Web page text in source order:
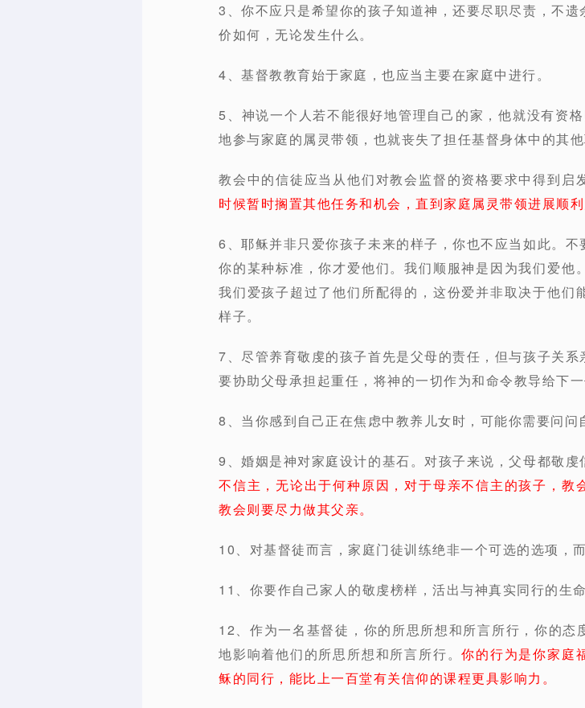
3、你不应只是希望你的孩子知道神，还要尽职尽责，不
价如何，无论发生什么。
4、基督教教育始于家庭，也应当主要在家庭中进行。
5、神说一个人若不能很好地管理自己的家，他就没有资
地参与家庭的属灵带领，也就丧失了担任基督身体中的其他
教会中的信徒应当从他们对教会监督的资格要求中得到启
时候暂时搁置其他任务和机会，直到家庭属灵带领进展顺利
6、耶稣并非只爱你孩子未来的样子，你也不应当如此。
你的某种标准，你才爱他们。我们顺服神是因为我们爱他
我们爱孩子超过了他们所配得的，这份爱并非取决于他们
样子。
7、尽管养育敬虔的孩子首先是父母的责任，但与孩子关
要协助父母承担起重任，将神的一切作为和命令教导给下一
8、当你感到自己正在焦虑中教养儿女时，可能你需要问问
9、婚姻是神对家庭设计的基石。对孩子来说，父母都敬虔
不信主，无论出于何种原因，对于母亲不信主的孩子，教
教会则要尽力做其父亲。
10、对基督徒而言，家庭门徒训练绝非一个可选的选项，而
11、你要作自己家人的敬虔榜样，活出与神真实同行的生
12、作为一名基督徒，你的所思所想和所言所行，你的
地影响着他们的所思所想和所言所行。你的行为是你家庭
稣的同行，能比上一百堂有关信仰的课程更具影响力。